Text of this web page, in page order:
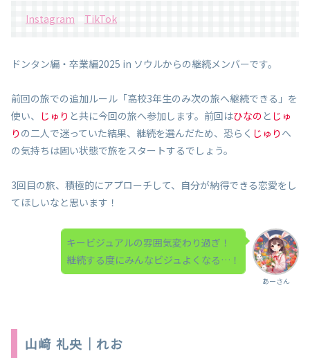
Instagram TikTok
ドンタン編・卒業編2025 in ソウルからの継続メンバーです。
前回の旅での追加ルール「高校3年生のみ次の旅へ継続できる」を
使い、
じゅり と共に今回の旅へ参加します。前回はひなの と じゅ
り の二人で迷っていた結果、継続を選んだため、恐らく じゅり へ
の気持ちは固い状態で旅をスタートするでしょう。
3回目の旅、積極的にアプローチして、自分が納得できる恋愛をし
てほしいなと思います！
あーさん
キービジュアルの雰囲気変わり過ぎ！
継続する度にみんなビジュよくなる…！
山﨑 礼央｜れお